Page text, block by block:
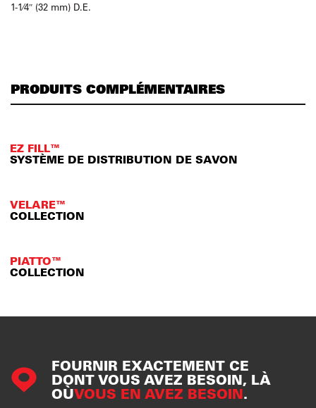
1-1⁄4″ (32 mm) D.E.
PRODUITS COMPLÉMENTAIRES
EZ FILL™
SYSTÈME DE DISTRIBUTION DE SAVON
VELARE™
COLLECTION
PIATTO™
COLLECTION
FOURNIR EXACTEMENT CE
DONT VOUS AVEZ BESOIN, LÀ
OÙVOUS EN AVEZ BESOIN.